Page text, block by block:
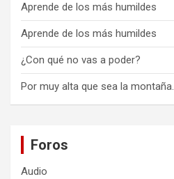
Aprende de los más humildes
Aprende de los más humildes
¿Con qué no vas a poder?
Por muy alta que sea la montaña.
Foros
Audio